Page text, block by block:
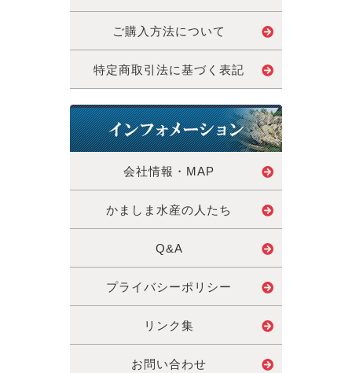
ご購入方法について
特定商取引法に基づく表記
会社情報・MAP
かましま水産の人たち
Q&A
プライバシーポリシー
リンク集
お問い合わせ